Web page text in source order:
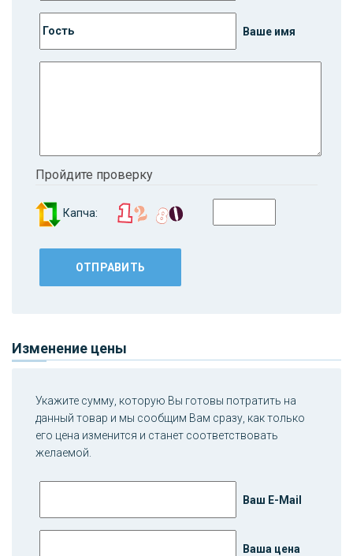
Ваше имя
Пройдите проверку
Капча:
Изменение цены
Укажите сумму, которую Вы готовы потратить на
данный товар и мы сообщим Вам сразу, как только
его цена изменится и станет соответствовать
желаемой.
Ваш E-Mail
Ваша цена